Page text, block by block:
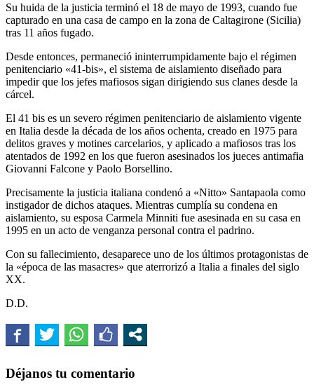
Su huida de la justicia terminó el 18 de mayo de 1993, cuando fue
capturado en una casa de campo en la zona de Caltagirone (Sicilia)
tras 11 años fugado.
Desde entonces, permaneció ininterrumpidamente bajo el régimen
penitenciario «41-bis», el sistema de aislamiento diseñado para
impedir que los jefes mafiosos sigan dirigiendo sus clanes desde la
cárcel.
El 41 bis es un severo régimen penitenciario de aislamiento vigente
en Italia desde la década de los años ochenta, creado en 1975 para
delitos graves y motines carcelarios, y aplicado a mafiosos tras los
atentados de 1992 en los que fueron asesinados los jueces antimafia
Giovanni Falcone y Paolo Borsellino.
Precisamente la justicia italiana condenó a «Nitto» Santapaola como
instigador de dichos ataques. Mientras cumplía su condena en
aislamiento, su esposa Carmela Minniti fue asesinada en su casa en
1995 en un acto de venganza personal contra el padrino.
Con su fallecimiento, desaparece uno de los últimos protagonistas de
la «época de las masacres» que aterrorizó a Italia a finales del siglo
XX.
D.D.
Déjanos tu comentario